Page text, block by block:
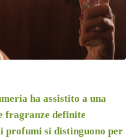
ha assistito a una
fragranze definite
profumi si distinguono per